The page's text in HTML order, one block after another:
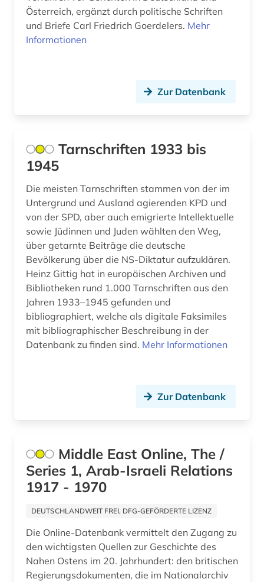
faksimile (1)
film (3)
filmwissenschaft (1)
filmzeitschrift (1)
finanzinformation (1)
findbuch (1)
firma (5)
firmenadressen (1)
firmenbuch (1)
formularsammlung (1)
forschung (3)
fotograf (1)
fotografie (1)
Österreich, ergänzt durch politische Schriften
und Briefe Carl Friedrich Goerdelers. Mehr
Informationen
Zur Datenbank
Tarnschriften 1933 bis
1945
Die meisten Tarnschriften stammen von der im
Untergrund und Ausland agierenden KPD und
von der SPD, aber auch emigrierte Intellektuelle
sowie Jüdinnen und Juden wählten den Weg,
über getarnte Beiträge die deutsche
Bevölkerung über die NS-Diktatur aufzuklären.
Heinz Gittig hat in europäischen Archiven und
Bibliotheken rund 1.000 Tarnschriften aus den
Jahren 1933–1945 gefunden und
bibliographiert, welche als digitale Faksimiles
mit bibliographischer Beschreibung in der
Datenbank zu finden sind. Mehr Informationen
Zur Datenbank
Middle East Online, The /
Series 1, Arab-Israeli Relations
1917 - 1970
DEUTSCHLANDWEIT FREI, DFG-GEFÖRDERTE LIZENZ
Die Online-Datenbank vermittelt den Zugang zu
den wichtigsten Quellen zur Geschichte des
Nahen Ostens im 20. Jahrhundert: den britischen
Regierungsdokumenten, die im Nationalarchiv